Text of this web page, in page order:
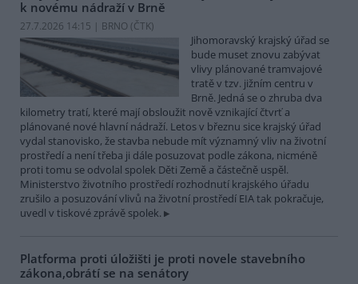
k novému nádraží v Brně
27.7.2026 14:15 | BRNO (ČTK)
Jihomoravský krajský úřad se
bude muset znovu zabývat
vlivy plánované tramvajové
tratě v tzv. jižním centru v
Brně. Jedná se o zhruba dva
kilometry tratí, které mají obsloužit nově vznikající čtvrť a
plánované nové hlavní nádraží. Letos v březnu sice krajský úřad
vydal stanovisko, že stavba nebude mít významný vliv na životní
prostředí a není třeba ji dále posuzovat podle zákona, nicméně
proti tomu se odvolal spolek Děti Země a částečně uspěl.
Ministerstvo životního prostředí rozhodnutí krajského úřadu
zrušilo a posuzování vlivů na životní prostředí EIA tak pokračuje,
uvedl v tiskové zprávě spolek.
Platforma proti úložišti je proti novele stavebního
zákona,obrátí se na senátory